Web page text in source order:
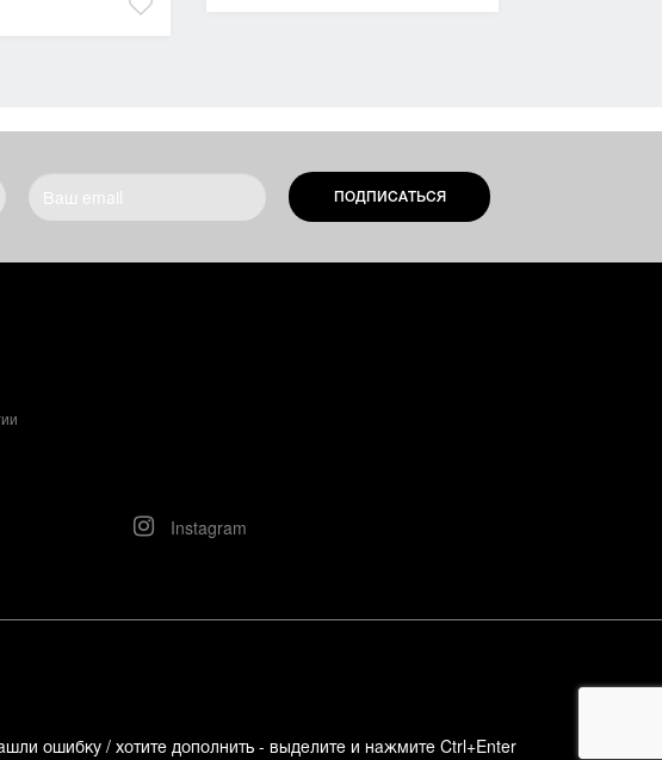
ПОДПИСАТЬСЯ
Instagram
ошибку / хотите дополнить - выделите и нажмите Ctrl+Enter